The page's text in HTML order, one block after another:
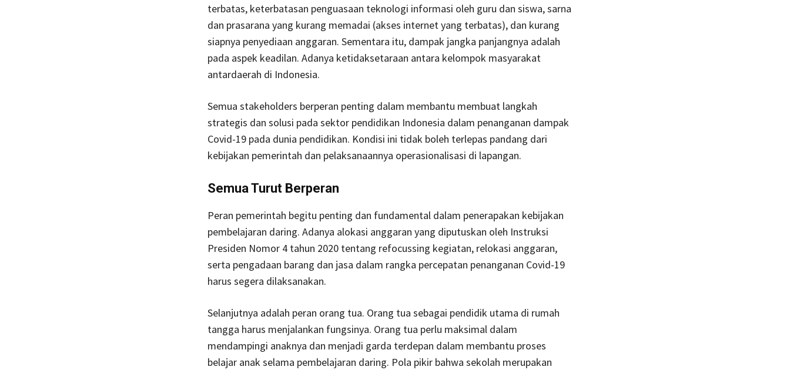
terbatas, keterbatasan penguasaan teknologi informasi oleh guru dan siswa, sarna
dan prasarana yang kurang memadai (akses internet yang terbatas), dan kurang
siapnya penyediaan anggaran. Sementara itu, dampak jangka panjangnya adalah
pada aspek keadilan. Adanya ketidaksetaraan antara kelompok masyarakat
antardaerah di Indonesia.
Semua stakeholders berperan penting dalam membantu membuat langkah
strategis dan solusi pada sektor pendidikan Indonesia dalam penanganan dampak
Covid-19 pada dunia pendidikan. Kondisi ini tidak boleh terlepas pandang dari
kebijakan pemerintah dan pelaksanaannya operasionalisasi di lapangan.
Semua Turut Berperan
Peran pemerintah begitu penting dan fundamental dalam penerapakan kebijakan
pembelajaran daring. Adanya alokasi anggaran yang diputuskan oleh Instruksi
Presiden Nomor 4 tahun 2020 tentang refocussing kegiatan, relokasi anggaran,
serta pengadaan barang dan jasa dalam rangka percepatan penanganan Covid-19
harus segera dilaksanakan.
Selanjutnya adalah peran orang tua. Orang tua sebagai pendidik utama di rumah
tangga harus menjalankan fungsinya. Orang tua perlu maksimal dalam
mendampingi anaknya dan menjadi garda terdepan dalam membantu proses
belajar anak selama pembelajaran daring. Pola pikir bahwa sekolah merupakan